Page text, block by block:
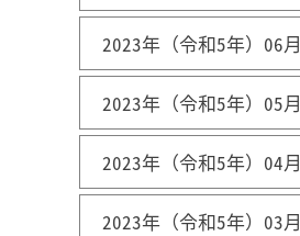
2023年（令和5年）06月
2023年（令和5年）05月
2023年（令和5年）04月
2023年（令和5年）03月